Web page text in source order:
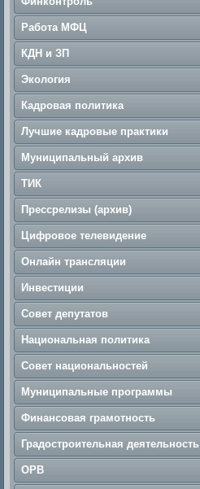
Работа МФЦ
КДН и ЗП
Экология
Кадровая политика
Лучшие кадровые практики
Муниципальный архив
ТИК
Прессрелизы (архив)
Цифровое телевидение
Онлайн трансляции
Инвестиции
Совет депутатов
Национальная политика
Совет национальностей
Муниципальные программы
Финансовая грамотность
Градостроительная деятельность
ОРВ